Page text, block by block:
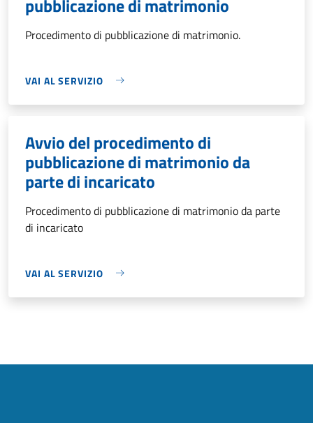
pubblicazione di matrimonio
Procedimento di pubblicazione di matrimonio.
VAI AL SERVIZIO
Avvio del procedimento di
pubblicazione di matrimonio da
parte di incaricato
Procedimento di pubblicazione di matrimonio da parte
di incaricato
VAI AL SERVIZIO